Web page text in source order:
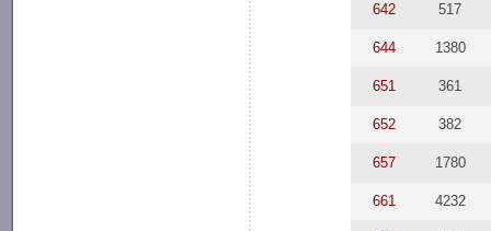
642 517
644 1380
651 361
652 382
657 1780
661 4232